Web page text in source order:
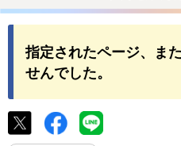
指定されたページ、ま
せんでした。